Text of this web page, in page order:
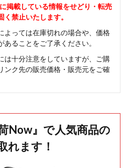
掲載している情報をせどり・転売
禁止いたします。
よっては在庫切れの場合や、価格
ることをご了承ください。
は十分注意をしていますが、ご購
ンク先の販売価格・販売元をご確
Now』で人気商品の
れます！